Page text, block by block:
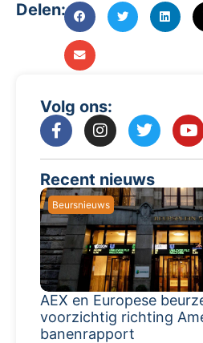
Delen:
Volg ons:
Recent nieuws
Beursnieuws
AEX en Europese
voorzichtig richting
banenrapport